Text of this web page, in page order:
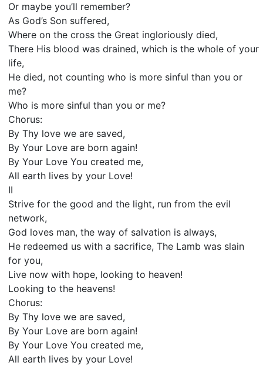
Or maybe you’ll remember?
As God’s Son suffered,
Where on the cross the Great ingloriously died,
There His blood was drained, which is the whole of your
life,
He died, not counting who is more sinful than you or
me?
Who is more sinful than you or me?
Chorus:
By Thy love we are saved,
By Your Love are born again!
By Your Love You created me,
All earth lives by your Love!
II
Strive for the good and the light, run from the evil
network,
God loves man, the way of salvation is always,
He redeemed us with a sacrifice, The Lamb was slain
for you,
Live now with hope, looking to heaven!
Looking to the heavens!
Chorus:
By Thy love we are saved,
By Your Love are born again!
By Your Love You created me,
All earth lives by your Love!